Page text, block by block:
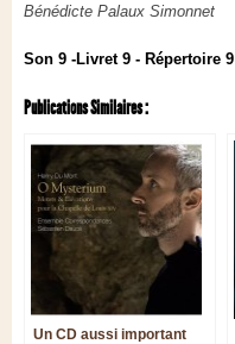
Bénédicte Palaux Simonnet
Son 9 -Livret 9 - Répertoire
Publications Similaires :
Un CD aussi important